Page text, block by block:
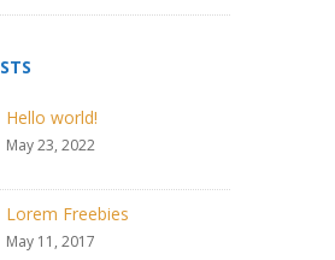
Hello world!
May 23, 2022
Lorem Freebies
May 11, 2017